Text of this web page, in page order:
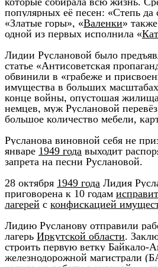
популярных её песен: «Степь да
«Златые горы», «Валенки»
одной из первых исполнила «
Лидии Руслановой было
статье «Антисоветская
обвинили в «грабеже и
имущества в больших
конце войны, опустошая
немцев, муж Руслановой
большое количество мебели,
Русланова виновной себя не
январе 1949 года выходит
запрета на песни Руслановой.
28 октября 1949 года Лидия
приговорена к 10 годам
лагерей с конфискацией
Лидию Русланову отправили
лагерь Иркутской области.
строить первую ветку Байкало-
железнодорожной магистрали